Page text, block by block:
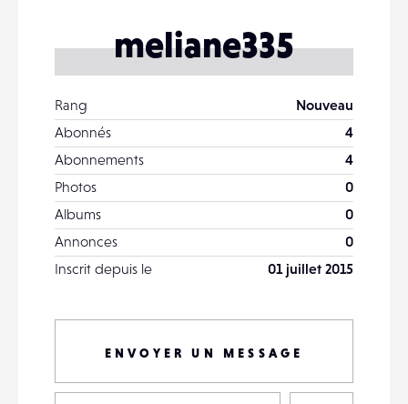
meliane335
Rang
Nouveau
Abonnés
4
Abonnements
4
Photos
0
Albums
0
Annonces
0
Inscrit depuis le
01 juillet 2015
ENVOYER UN MESSAGE